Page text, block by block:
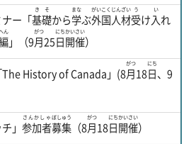
ー「基礎
きそ
から学
まな
ぶ外国
がいこく
人材
じんざい
受
う
け入
い
れ
ん
」（9月
がつ
25日
にち
開催
かいさい
）
The History of Canada」(8月
がつ
18日
にち
、9
」 参加者
さんかしゃ
募集
ぼしゅう
（8月
がつ
18日
にち
開催
かいさい
）